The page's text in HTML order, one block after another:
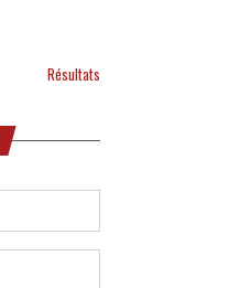
Résultats